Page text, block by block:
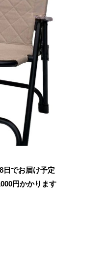
日でお届け予定
円かかります